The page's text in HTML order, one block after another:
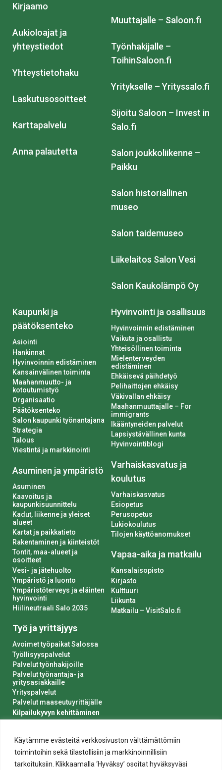
Käytämme evästeitä verkkosivuston välttämättömiin
toimintoihin sekä tilastollisiin ja markkinoinnillisiin
tarkoituksiin. Klikkaamalla ‘Hyväksy’ osoitat hyväksyväsi
Kirjaamo
Aukioloajat ja
yhteystiedot
Yhteystietohaku
Laskutusosoitteet
Karttapalvelu
Anna palautetta
Muuttajalle – Saloon.fi
Työnhakijalle –
ToihinSaloon.fi
Yritykselle – Yrityssalo.fi
Sijoitu Saloon – Invest in
Salo.fi
Salon joukkoliikenne –
Paikku
Salon historiallinen
museo
Salon taidemuseo
Liikelaitos Salon Vesi
Salon Kaukolämpö Oy
Kaupunki ja
päätöksenteko
Asiointi
Hankinnat
Hyvinvoinnin edistäminen
Kansainvälinen toiminta
Maahanmuutto- ja
kotoutumistyö
Organisaatio
Päätöksenteko
Salon kaupunki työnantajana
Strategia
Talous
Viestintä ja markkinointi
Asuminen ja ympäristö
Asuminen
Kaavoitus ja
kaupunkisuunnittelu
Kadut, liikenne ja yleiset
alueet
Kartat ja paikkatieto
Rakentaminen ja kiinteistöt
Tontit, maa-alueet ja
osoitteet
Vesi- ja jätehuolto
Ympäristö ja luonto
Ympäristöterveys ja eläinten
hyvinvointi
Hiilineutraali Salo 2035
Työ ja yrittäjyys
Avoimet työpaikat Salossa
Työllisyyspalvelut
Palvelut työnhakijoille
Palvelut työnantaja- ja
yritysasiakkaille
Yrityspalvelut
Palvelut maaseutuyrittäjälle
Kilpailukyvyn kehittäminen
Hyvinvointi ja osallisuus
Hyvinvoinnin edistäminen
Vaikuta ja osallistu
Yhteisöllinen toiminta
Mielenterveyden
edistäminen
Ehkäisevä päihdetyö
Pelihaittojen ehkäisy
Väkivallan ehkäisy
Maahanmuuttajalle – For
immigrants
Ikääntyneiden palvelut
Lapsiystävällinen kunta
Hyvinvointiblogi
Varhaiskasvatus ja
koulutus
Varhaiskasvatus
Esiopetus
Perusopetus
Lukiokoulutus
Tilojen käyttöanomukset
Vapaa-aika ja matkailu
Kansalaisopisto
Kirjasto
Kulttuuri
Liikunta
Matkailu – VisitSalo.fi